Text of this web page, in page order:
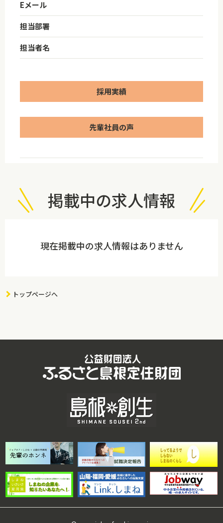
Eメール
担当部署
担当者名
採用実績
先輩社員の声
掲載中の求人情報
現在掲載中の求人情報はありません
トップページへ